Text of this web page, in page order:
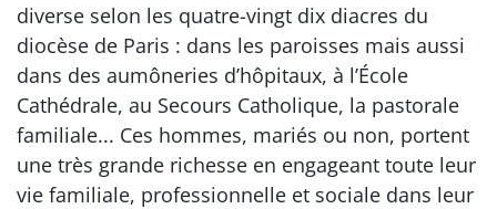
diverse selon les quatre-vingt dix diacres du
diocèse de Paris : dans les paroisses mais aussi
dans des aumôneries d’hôpitaux, à l’École
Cathédrale, au Secours Catholique, la pastorale
familiale... Ces hommes, mariés ou non, portent
une très grande richesse en engageant toute leur
vie familiale, professionnelle et sociale dans leur